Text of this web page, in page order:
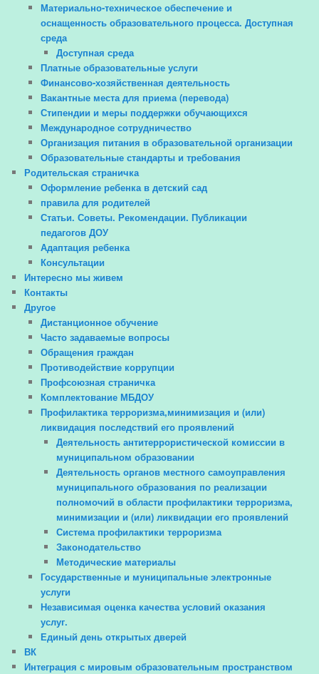
Материально-техническое обеспечение и
оснащенность образовательного процесса. Доступная
среда
Доступная среда
Платные образовательные услуги
Финансово-хозяйственная деятельность
Вакантные места для приема (перевода)
Стипендии и меры поддержки обучающихся
Международное сотрудничество
Организация питания в образовательной организации
Образовательные стандарты и требования
Родительская страничка
Оформление ребенка в детский сад
правила для родителей
Статьи. Советы. Рекомендации. Публикации
педагогов ДОУ
Адаптация ребенка
Консультации
Интересно мы живем
Контакты
Другое
Дистанционное обучение
Часто задаваемые вопросы
Обращения граждан
Противодействие коррупции
Профсоюзная страничка
Комплектование МБДОУ
Профилактика терроризма,минимизация и (или)
ликвидация последствий его проявлений
Деятельность антитеррористической комиссии в
муниципальном образовании
Деятельность органов местного самоуправления
муниципального образования по реализации
полномочий в области профилактики терроризма,
минимизации и (или) ликвидации его проявлений
Система профилактики терроризма
Законодательство
Методические материалы
Государственные и муниципальные электронные
услуги
Независимая оценка качества условий оказания
услуг.
Единый день открытых дверей
ВК
Интеграция с мировым образовательным пространством